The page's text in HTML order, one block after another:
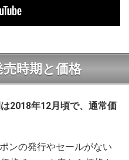
売時期と価格
2018年12月頃で、通常価
ンの発行やセールがない